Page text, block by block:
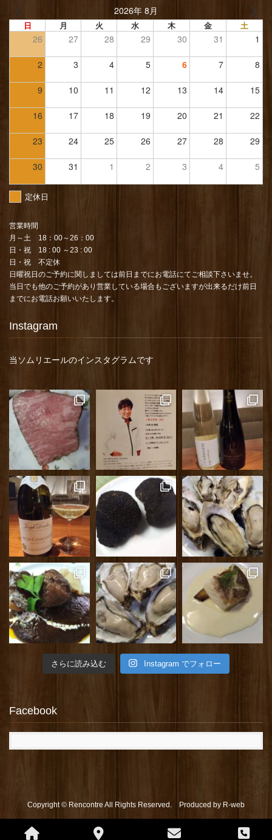
2026年 8月
日 月 火 水 木 金 土
26 27 28 29 30 31 1
2 3 4 5 6 7 8
9 10 11 12 13 14 15
16 17 18 19 20 21 22
23 24 25 26 27 28 29
30 31 1 2 3 4 5
定休日
営業時間
月～土 18：00～26：00
日・祝 18 : 00 ～23 : 00
日・祝 不定休
日曜祝日のご予約に関しましては前日までにお電話にてご相談下さいませ。
当日でも他のご予約があり営業している場合もございますが出来るだけ前日
までにお電話お願いいたします。
Instagram
当ソムリエールのインスタグラムです
さらに読み込む Instagram でフォロー
Facebook
Copyright © Rencontre All Rights Reserved. Produced by R-web